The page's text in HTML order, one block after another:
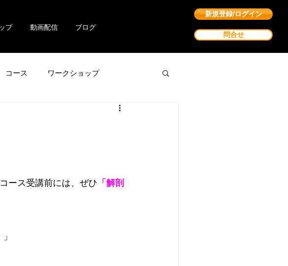
プ 動画配信 ブログ
新規登録/ログイン
問合せ
コース ワークショップ
ース受講前には、ぜひ 「解剖